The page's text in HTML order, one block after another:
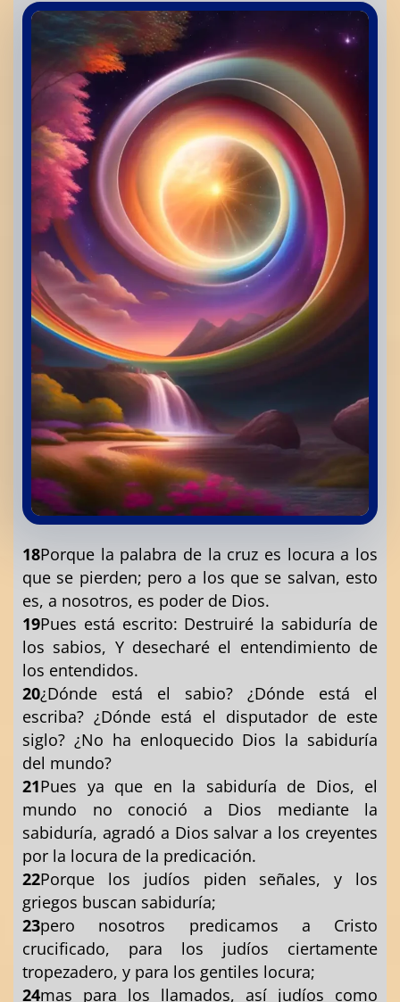
18Porque la palabra de la cruz es locura a los
que se pierden; pero a los que se salvan, esto
es, a nosotros, es poder de Dios.
19Pues está escrito: Destruiré la sabiduría de
los sabios, Y desecharé el entendimiento de
los entendidos.
20¿Dónde está el sabio? ¿Dónde está el
escriba? ¿Dónde está el disputador de este
siglo? ¿No ha enloquecido Dios la sabiduría
del mundo?
21Pues ya que en la sabiduría de Dios, el
mundo no conoció a Dios mediante la
sabiduría, agradó a Dios salvar a los creyentes
por la locura de la predicación.
22Porque los judíos piden señales, y los
griegos buscan sabiduría;
23pero nosotros predicamos a Cristo
crucificado, para los judíos ciertamente
tropezadero, y para los gentiles locura;
24mas para los llamados, así judíos como